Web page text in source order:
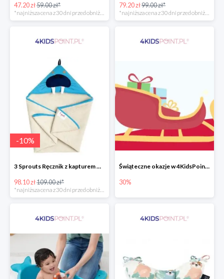
47.20 zł59.00 zł* 79.20 zł99.00 zł*
-10%
3 Sprouts Ręcznik z kapturem Mors -10%
98.10 zł109.00 zł*
Świąteczne okazje w 4KidsPoint do -30%
30%